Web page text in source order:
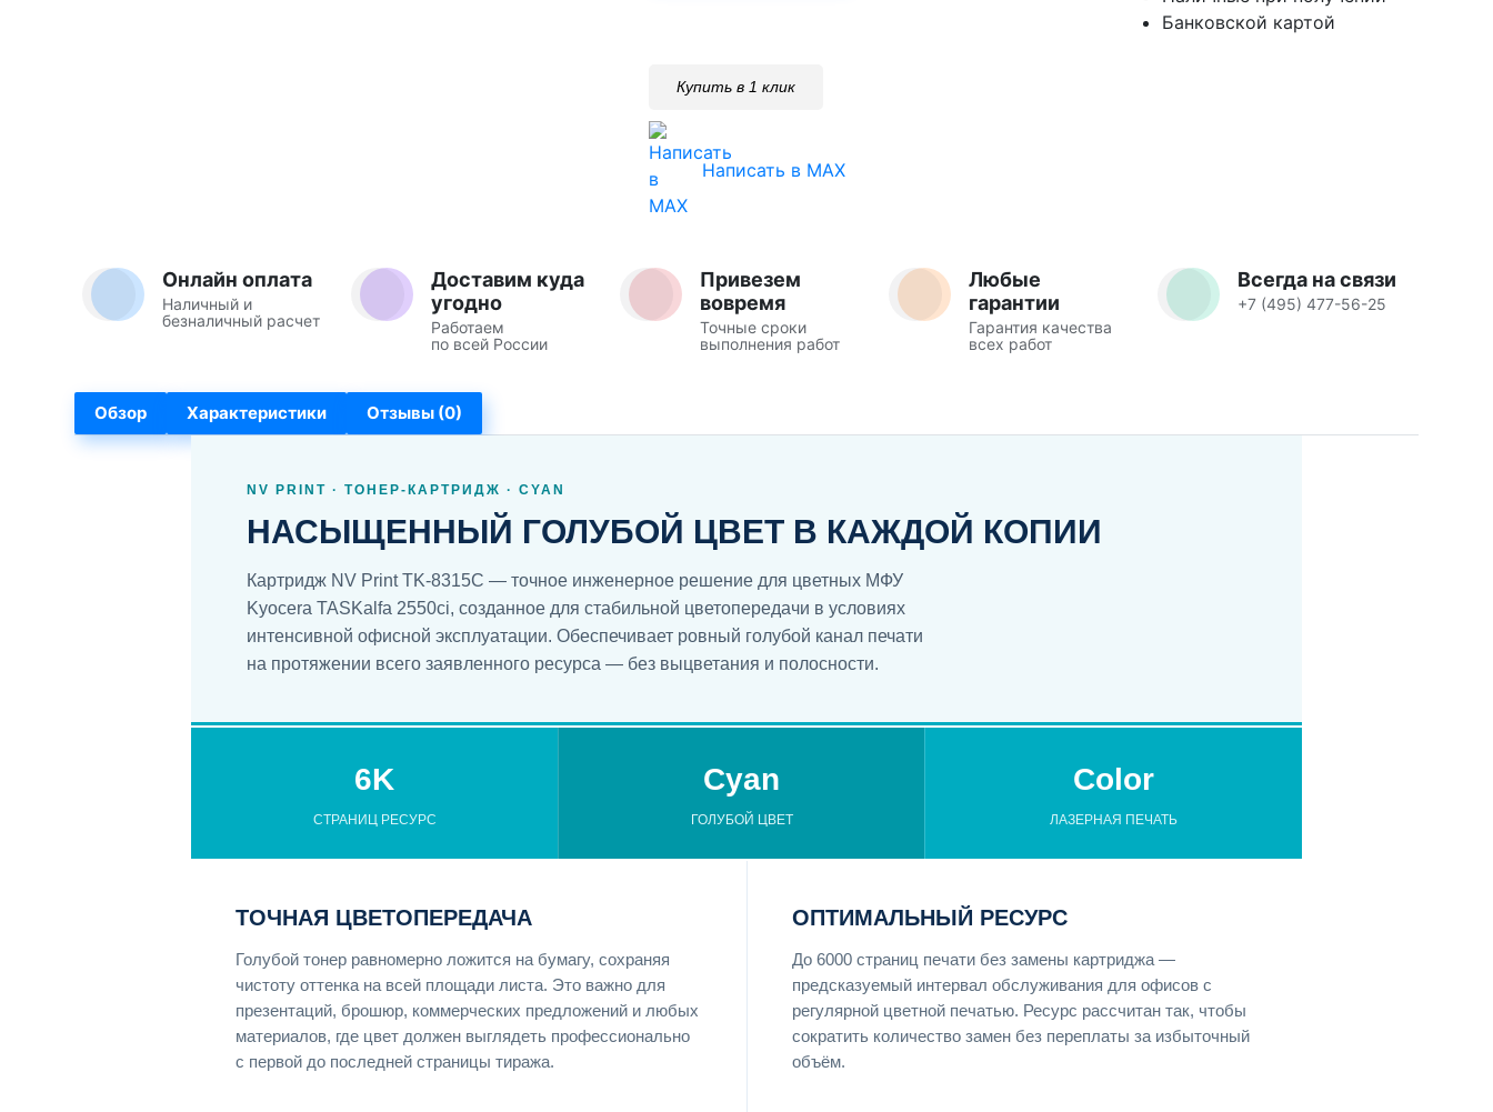
Банковской картой
Купить в 1 клик
Написать в MAX
Онлайн оплата
Наличный и
безналичный расчет
Доставим куда
угодно
Работаем
по всей России
Привезем
вовремя
Точные сроки
выполнения работ
Любые
гарантии
Гарантия качества
всех работ
Всегда на связи
+7 (495) 477-56-25
Обзор Характеристики Отзывы (0)
NV PRINT · ТОНЕР-КАРТРИДЖ · CYAN
НАСЫЩЕННЫЙ ГОЛУБОЙ ЦВЕТ В КАЖДОЙ КОПИИ
Картридж NV Print TK-8315C — точное инженерное решение для цветных МФУ
Kyocera TASKalfa 2550ci, созданное для стабильной цветопередачи в условиях
интенсивной офисной эксплуатации. Обеспечивает ровный голубой канал печати
на протяжении всего заявленного ресурса — без выцветания и полосности.
6K
СТРАНИЦ РЕСУРС
Cyan
ГОЛУБОЙ ЦВЕТ
Color
ЛАЗЕРНАЯ ПЕЧАТЬ
ТОЧНАЯ ЦВЕТОПЕРЕДАЧА
Голубой тонер равномерно ложится на бумагу, сохраняя
чистоту оттенка на всей площади листа. Это важно для
презентаций, брошюр, коммерческих предложений и любых
материалов, где цвет должен выглядеть профессионально
с первой до последней страницы тиража.
ОПТИМАЛЬНЫЙ РЕСУРС
До 6000 страниц печати без замены картриджа —
предсказуемый интервал обслуживания для офисов с
регулярной цветной печатью. Ресурс рассчитан так, чтобы
сократить количество замен без переплаты за избыточный
объём.